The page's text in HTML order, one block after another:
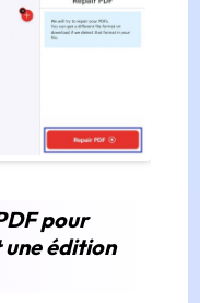
pour
édition